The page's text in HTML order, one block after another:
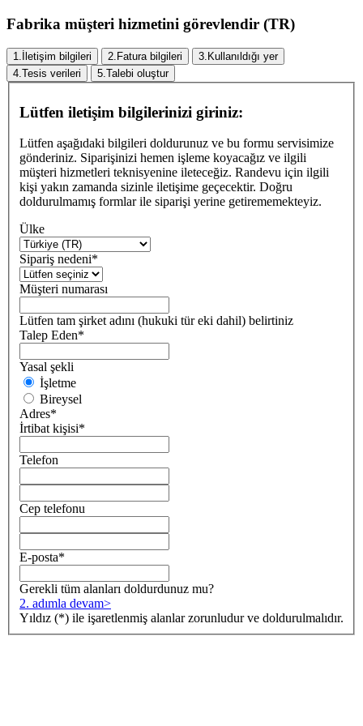
Fabrika müşteri hizmetini görevlendir (TR)
1. İletişim bilgileri 2. Fatura bilgileri 3. Kullanıldığı yer
4.Tesis verileri 5.Talebi oluştur
Lütfen iletişim bilgilerinizi giriniz:
Lütfen aşağıdaki bilgileri doldurunuz ve bu formu servisimize
gönderiniz. Siparişinizi hemen işleme koyacağız ve ilgili
müşteri hizmetleri teknisyenine ileteceğiz. Randevu için ilgili
kişi yakın zamanda sizinle iletişime geçecektir. Doğru
doldurulmamış formlar ile siparişi yerine getirememekteyiz.
Ülke
Sipariş nedeni*
Müşteri numarası
Lütfen tam şirket adını (hukuki tür eki dahil) belirtiniz
Talep Eden*
Yasal şekli
İşletme
Bireysel
Adres*
İrtibat kişisi*
Telefon
Cep telefonu
E-posta*
Gerekli tüm alanları doldurdunuz mu?
2. adımla devam>
Yıldız (*) ile işaretlenmiş alanlar zorunludur ve doldurulmalıdır.